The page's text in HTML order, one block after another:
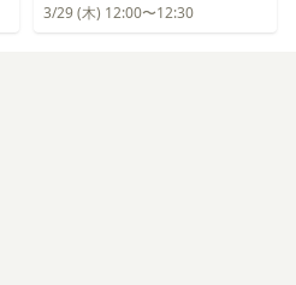
3/29 (木) 12:00〜12:30